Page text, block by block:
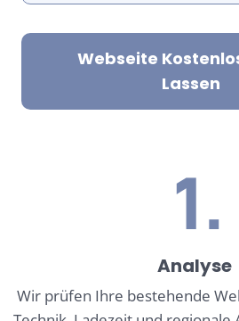
Webseite
Lassen
1.
Analyse
Wir prüfen Ihre bestehende